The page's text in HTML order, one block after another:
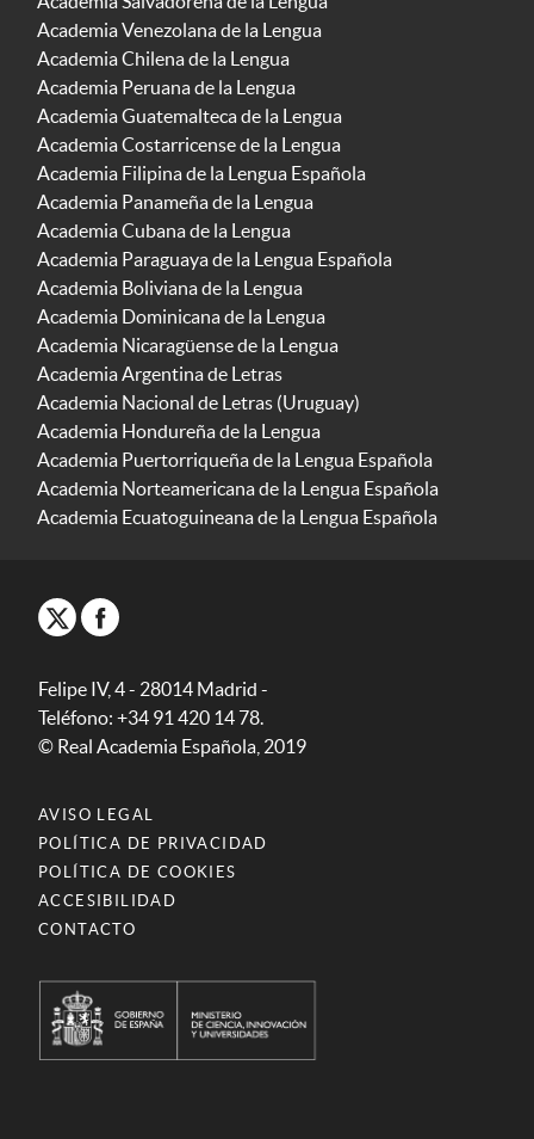
Academia Venezolana de la Lengua
Academia Chilena de la Lengua
Academia Peruana de la Lengua
Academia Guatemalteca de la Lengua
Academia Costarricense de la Lengua
Academia Filipina de la Lengua Española
Academia Panameña de la Lengua
Academia Cubana de la Lengua
Academia Paraguaya de la Lengua Española
Academia Boliviana de la Lengua
Academia Dominicana de la Lengua
Academia Nicaragüense de la Lengua
Academia Argentina de Letras
Academia Nacional de Letras (Uruguay)
Academia Hondureña de la Lengua
Academia Puertorriqueña de la Lengua Española
Academia Norteamericana de la Lengua Española
Academia Ecuatoguineana de la Lengua Española
Felipe IV, 4 - 28014 Madrid -
Teléfono: +34 91 420 14 78.
© Real Academia Española, 2019
AVISO LEGAL
POLÍTICA DE PRIVACIDAD
POLÍTICA DE COOKIES
ACCESIBILIDAD
CONTACTO